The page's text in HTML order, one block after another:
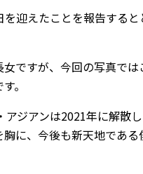
迎えたことを報告すると
ですが、今回の写真で
。
ジアンは2021年に解散
に、今後も新天地であ